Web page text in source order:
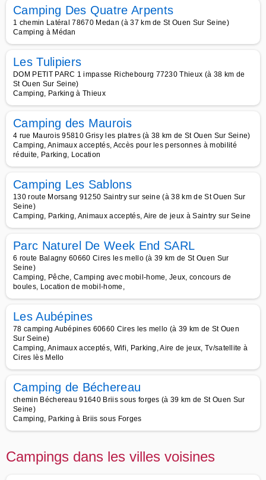
Camping Des Quatre Arpents
1 chemin Latéral 78670 Medan (à 37 km de St Ouen Sur Seine)
Camping à Médan
Les Tulipiers
DOM PETIT PARC 1 impasse Richebourg 77230 Thieux (à 38 km de
St Ouen Sur Seine)
Camping, Parking à Thieux
Camping des Maurois
4 rue Maurois 95810 Grisy les platres (à 38 km de St Ouen Sur Seine)
Camping, Animaux acceptés, Accès pour les personnes à mobilité
réduite, Parking, Location
Camping Les Sablons
130 route Morsang 91250 Saintry sur seine (à 38 km de St Ouen Sur
Seine)
Camping, Parking, Animaux acceptés, Aire de jeux à Saintry sur Seine
Parc Naturel De Week End SARL
6 route Balagny 60660 Cires les mello (à 39 km de St Ouen Sur
Seine)
Camping, Pêche, Camping avec mobil-home, Jeux, concours de
boules, Location de mobil-home,
Les Aubépines
78 camping Aubépines 60660 Cires les mello (à 39 km de St Ouen
Sur Seine)
Camping, Animaux acceptés, Wifi, Parking, Aire de jeux, Tv/satellite à
Cires lès Mello
Camping de Béchereau
chemin Béchereau 91640 Briis sous forges (à 39 km de St Ouen Sur
Seine)
Camping, Parking à Briis sous Forges
Campings dans les villes voisines